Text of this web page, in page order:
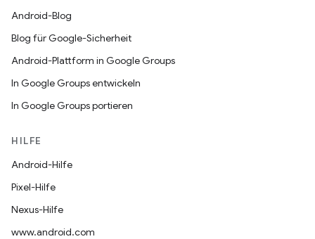
Android-Blog
Blog für Google-Sicherheit
Android-Plattform in Google Groups
In Google Groups entwickeln
In Google Groups portieren
HILFE
Android-Hilfe
Pixel-Hilfe
Nexus-Hilfe
www.android.com